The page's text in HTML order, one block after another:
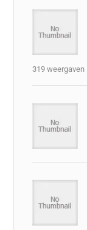
319 weergaven